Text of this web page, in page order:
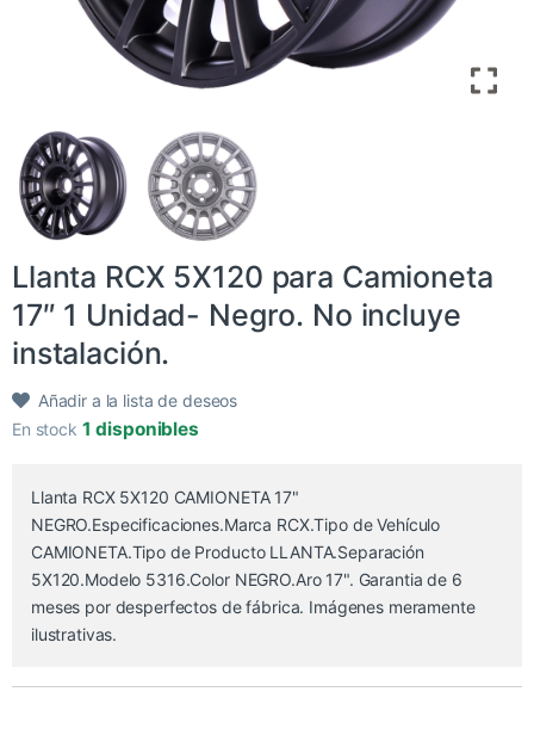
Llanta RCX 5X120 para Camioneta
17″ 1 Unidad- Negro. No incluye
instalación.
Añadir a la lista de deseos
En stock 1 disponibles
Llanta RCX 5X120 CAMIONETA 17"
NEGRO.Especificaciones.Marca RCX.Tipo de Vehículo
CAMIONETA.Tipo de Producto LLANTA.Separación
5X120.Modelo 5316.Color NEGRO.Aro 17". Garantia de 6
meses por desperfectos de fábrica. Imágenes meramente
ilustrativas.